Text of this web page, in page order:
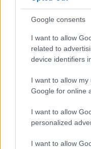
Google consents
I want to allow
related to
device identifiers
I want to allow
Google for online
I want to allow
personalized
I want to allow
Oppure, in poche
dogmi pandemici
immunizzazione.
D’altronde, i casi
triennio si
hanno veicolato